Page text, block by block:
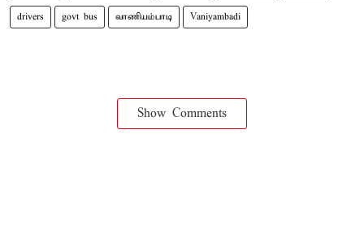
drivers govt bus வாணியம்பாடி Vaniyambadi
Show Comments